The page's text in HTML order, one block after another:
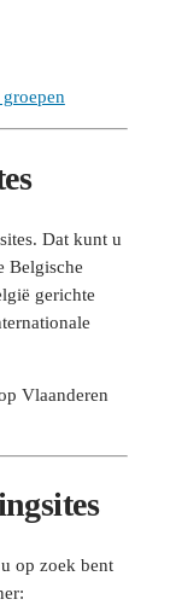
Dat kunt u
Belgische
gerichte
Vlaanderen
op zoek bent